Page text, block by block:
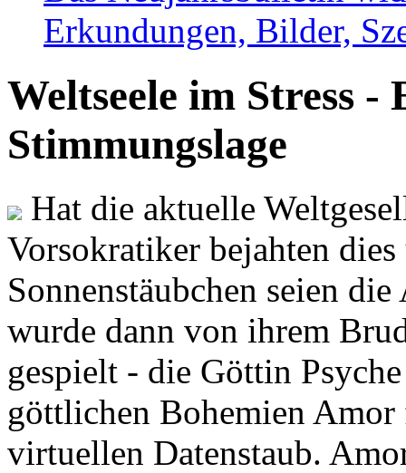
Erkundungen, Bilder,
Weltseele im Stress -
Stimmungslage
Hat die aktuelle
Vorsokratiker bejahten
Sonnenstäubchen seien
wurde dann von ihrem
gespielt - die Göttin
göttlichen Bohemien
virtuellen Datenstaub.